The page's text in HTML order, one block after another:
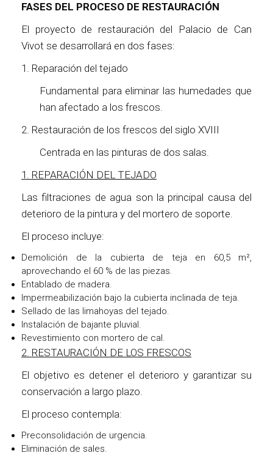
FASES DEL PROCESO DE RESTAURACIÓN
El proyecto de restauración del Palacio de Can
Vivot se desarrollará en dos fases:
1. Reparación del tejado
Fundamental para eliminar las humedades que
han afectado a los frescos.
2. Restauración de los frescos del siglo XVIII
Centrada en las pinturas de dos salas.
1. REPARACIÓN DEL TEJADO
Las filtraciones de agua son la principal causa del
deterioro de la pintura y del mortero de soporte.
El proceso incluye:
Demolición de la cubierta de teja en 60,5 m²,
aprovechando el 60 % de las piezas.
Entablado de madera.
Impermeabilización bajo la cubierta inclinada de teja.
Sellado de las limahoyas del tejado.
Instalación de bajante pluvial.
Revestimiento con mortero de cal.
2. RESTAURACIÓN DE LOS FRESCOS
El objetivo es detener el deterioro y garantizar su
conservación a largo plazo.
El proceso contempla:
Preconsolidación de urgencia.
Eliminación de sales.